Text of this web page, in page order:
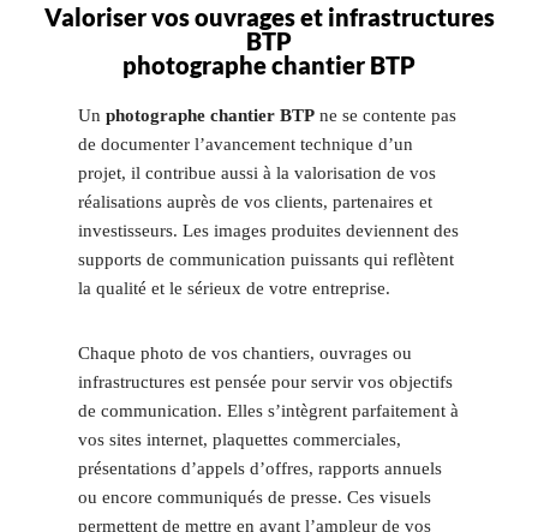
Valoriser vos ouvrages et infrastructures
BTP
photographe chantier BTP
Un photographe chantier BTP ne se contente pas
de documenter l’avancement technique d’un
projet, il contribue aussi à la valorisation de vos
réalisations auprès de vos clients, partenaires et
investisseurs. Les images produites deviennent des
supports de communication puissants qui reflètent
la qualité et le sérieux de votre entreprise.
Chaque photo de vos chantiers, ouvrages ou
infrastructures est pensée pour servir vos objectifs
de communication. Elles s’intègrent parfaitement à
vos sites internet, plaquettes commerciales,
présentations d’appels d’offres, rapports annuels
ou encore communiqués de presse. Ces visuels
permettent de mettre en avant l’ampleur de vos